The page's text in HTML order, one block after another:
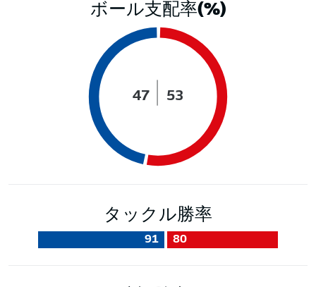
ボール支配率(%)
47 53
タックル勝率
91 80